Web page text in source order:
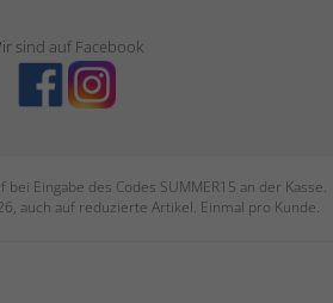
sind auf Facebook
Eingabe des Codes SUMMER15 an der Kasse.
auch auf reduzierte Artikel. Einmal pro Kunde.